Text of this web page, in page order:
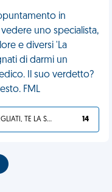
in
uno specialista,
e diversi 'La
di darmi un
Il suo verdetto?
FML
SVEGLIATI, TE LA SEI CERCATA! 14